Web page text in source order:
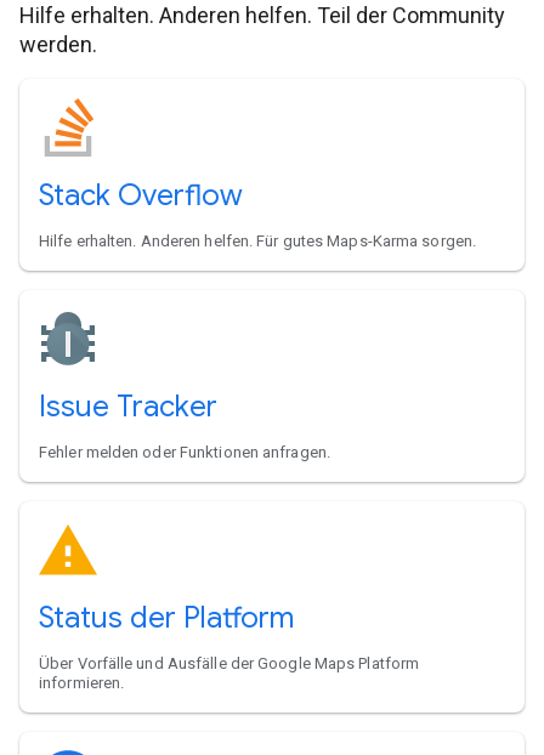
Hilfe erhalten. Anderen helfen. Teil der Community
werden.
Stack Overflow
Hilfe erhalten. Anderen helfen. Für gutes Maps-Karma sorgen.
Issue Tracker
Fehler melden oder Funktionen anfragen.
Status der Platform
Über Vorfälle und Ausfälle der Google Maps Platform
informieren.